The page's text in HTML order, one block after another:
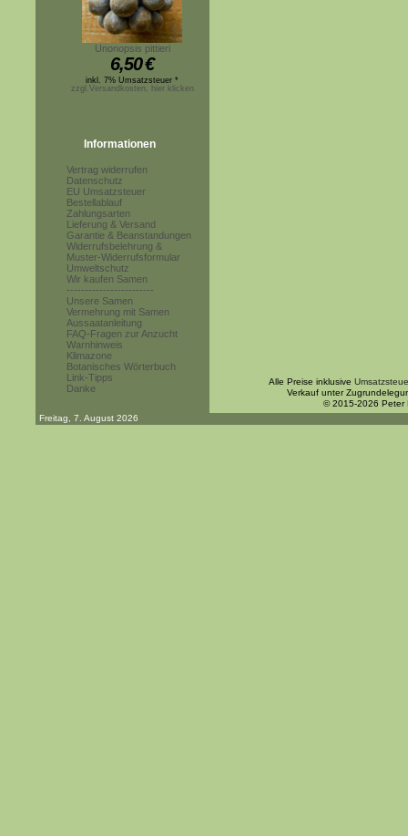
Unonopsis pittieri
6,50€
inkl. 7% Umsatzsteuer *
zzgl.Versandkosten, hier klicken
Informationen
Vertrag widerrufen
Datenschutz
EU Umsatzsteuer
Bestellablauf
Zahlungsarten
Lieferung & Versand
Garantie & Beanstandungen
Widerrufsbelehrung &
Muster-Widerrufsformular
Umweltschutz
Wir kaufen Samen
------------------------
Unsere Samen
Vermehrung mit Samen
Aussaatanleitung
FAQ-Fragen zur Anzucht
Warnhinweis
Klimazone
Botanisches Wörterbuch
Link-Tipps
Danke
Alle Preise inklusive
Verkauf unter
© 2015-2026 Peter
Freitag, 7. August 2026